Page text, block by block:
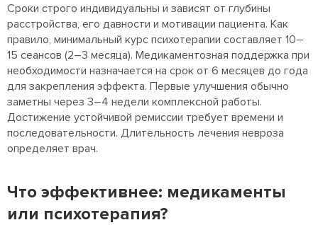
Сроки строго индивидуальны и зависят от глубины
расстройства, его давности и мотивации пациента. Как
правило, минимальный курс психотерапии составляет 10–
15 сеансов (2–3 месяца). Медикаментозная поддержка при
необходимости назначается на срок от 6 месяцев до года
для закрепления эффекта. Первые улучшения обычно
заметны через 3–4 недели комплексной работы.
Достижение устойчивой ремиссии требует времени и
последовательности. Длительность лечения невроза
определяет врач.
Что эффективнее: медикаменты
или психотерапия?